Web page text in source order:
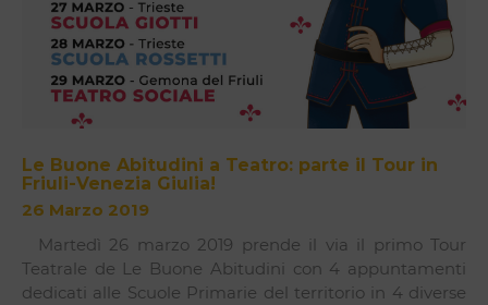
Le Buone Abitudini a Teatro: parte il Tour in
Friuli-Venezia Giulia!
26 Marzo 2019
Martedì 26 marzo 2019 prende il via il primo Tour
Teatrale de Le Buone Abitudini con 4 appuntamenti
dedicati alle Scuole Primarie del territorio in 4 diverse